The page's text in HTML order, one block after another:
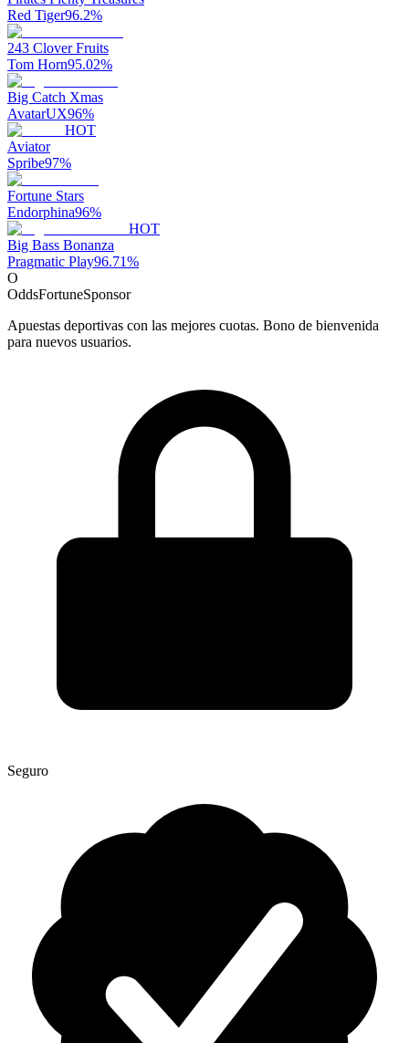
Red Tiger96.2%
243 Clover Fruits
Tom Horn95.02%
Big Catch Xmas
AvatarUX96%
HOT
Aviator
Spribe97%
Fortune Stars
Endorphina96%
HOT
Big Bass Bonanza
Pragmatic Play96.71%
O
OddsFortuneSponsor
Apuestas deportivas con las mejores cuotas. Bono de bienvenida
para nuevos usuarios.
Seguro